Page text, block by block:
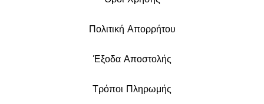
Πολιτική Απορρήτου
Έξοδα Αποστολής
Τρόποι Πληρωμής